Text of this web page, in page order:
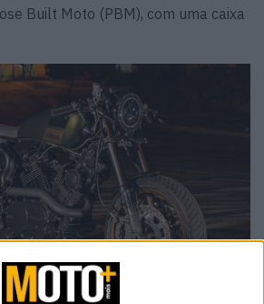
Built Moto (PBM), com uma caixa